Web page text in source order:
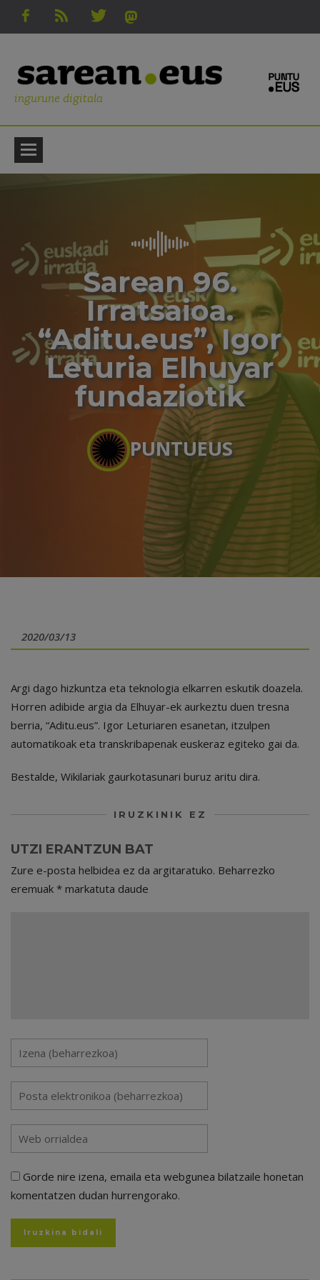
ingurune digitala
Sarean 96.
Irratsaioa.
“Aditu.eus”, Igor
Leturia Elhuyar
fundaziotik
PUNTUEUS
2020/03/13
Argi dago hizkuntza eta teknologia elkarren eskutik doazela.
Horren adibide argia da Elhuyar-ek aurkeztu duen tresna
berria, “Aditu.eus”. Igor Leturiaren esanetan, itzulpen
automatikoak eta transkribapenak euskeraz egiteko gai da.
Bestalde, Wikilariak gaurkotasunari buruz aritu dira.
IRUZKINIK EZ
UTZI ERANTZUN BAT
Zure e-posta helbidea ez da argitaratuko. Beharrezko
eremuak * markatuta daude
Gorde nire izena, emaila eta webgunea bilatzaile honetan
komentatzen dudan hurrengorako.